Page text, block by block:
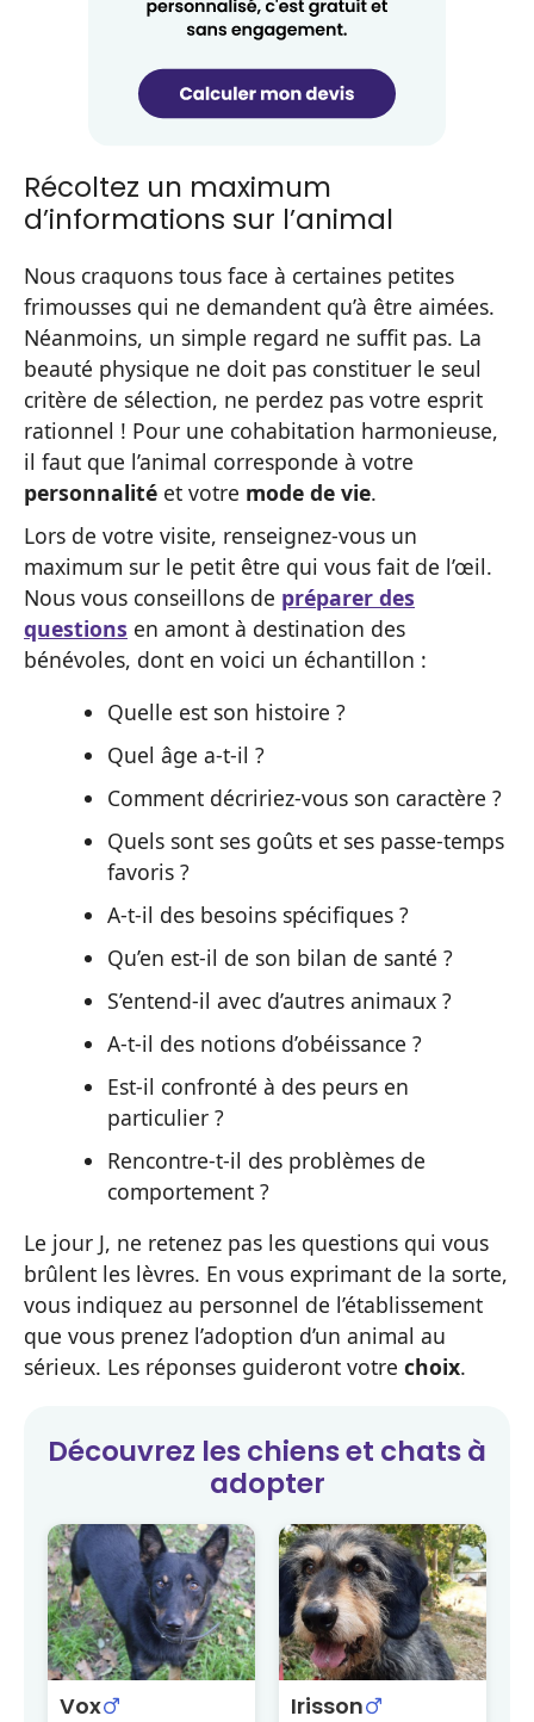
Récoltez un maximum
d’informations sur l’animal
Nous craquons tous face à certaines petites
frimousses qui ne demandent qu’à être aimées.
Néanmoins, un simple regard ne suffit pas. La
beauté physique ne doit pas constituer le seul
critère de sélection, ne perdez pas votre esprit
rationnel ! Pour une cohabitation harmonieuse,
il faut que l’animal corresponde à votre
personnalité et votre mode de vie.
Lors de votre visite, renseignez-vous un
maximum sur le petit être qui vous fait de l’œil.
Nous vous conseillons de préparer des
questions en amont à destination des
bénévoles, dont en voici un échantillon :
Quelle est son histoire ?
Quel âge a-t-il ?
Comment décririez-vous son caractère ?
Quels sont ses goûts et ses passe-temps
favoris ?
A-t-il des besoins spécifiques ?
Qu’en est-il de son bilan de santé ?
S’entend-il avec d’autres animaux ?
A-t-il des notions d’obéissance ?
Est-il confronté à des peurs en
particulier ?
Rencontre-t-il des problèmes de
comportement ?
Le jour J, ne retenez pas les questions qui vous
brûlent les lèvres. En vous exprimant de la sorte,
vous indiquez au personnel de l’établissement
que vous prenez l’adoption d’un animal au
sérieux. Les réponses guideront votre choix.
Découvrez leschiens et chatsà
adopter
Vox Irisson